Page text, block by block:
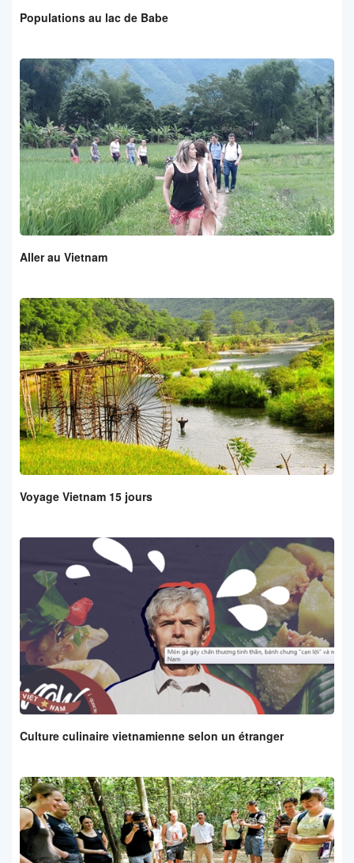
Populations au lac de Babe
Aller au Vietnam
Voyage Vietnam 15 jours
Culture culinaire vietnamienne selon un étranger